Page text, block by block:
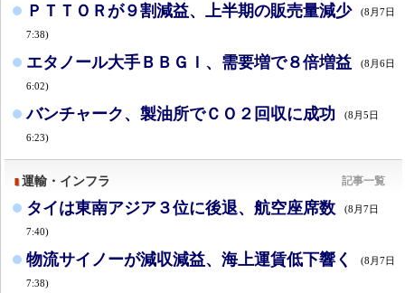
ＰＴＴＯＲが９割減益、上半期の販売量減少 (8月7日
7:38)
エタノール大手ＢＢＧＩ、需要増で８倍増益 (8月6日
6:02)
バンチャーク、製油所でＣＯ２回収に成功 (8月5日
6:23)
運輸・インフラ 記事一覧
タイは東南アジア３位に後退、航空座席数 (8月7日
7:40)
物流サイノーが減収減益、海上運賃低下響く (8月7日
7:38)